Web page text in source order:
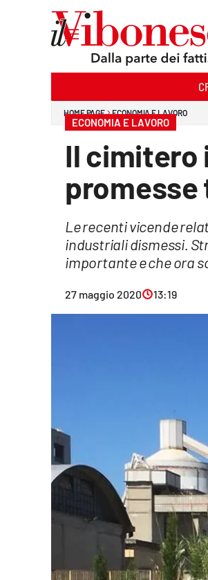
Economia e Lavoro
Lac Network
HOME PAGE ECONOMIA E LAVORO
ECONOMIA E LAVORO
Il cimitero
Le recenti vicende
industriali dismessi.
importante e che ora
27 maggio 2020 13:19